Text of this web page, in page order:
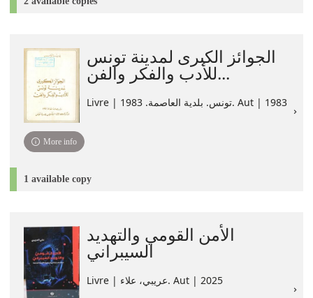
الجوائز الكبرى لمدينة تونس
للأدب والفكر والفن...
Livre | تونس. بلدية العاصمة. 1983. Aut | 1983
More info
1 available copy
الأمن القومي والتهديد
السيبراني
Livre | عريبي، علاء. Aut | 2025